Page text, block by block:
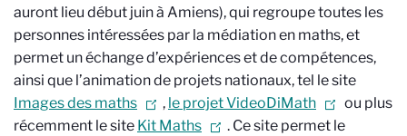
auront lieu début juin à Amiens), qui regroupe toutes les
personnes intéressées par la médiation en maths, et
permet un échange d’expériences et de compétences,
ainsi que l’animation de projets nationaux, tel le site
Images des maths
, le projet VideoDiMath
ou plus
récemment le site Kit Maths
. Ce site permet le